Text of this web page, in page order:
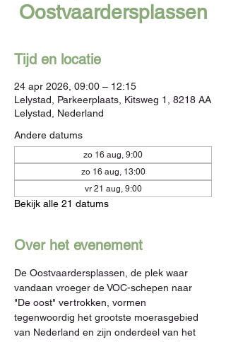
Oostvaardersplassen
Tijd en locatie
24 apr 2026, 09:00 – 12:15
Lelystad, Parkeerplaats, Kitsweg 1, 8218 AA
Lelystad, Nederland
Andere datums
zo 16 aug, 9:00
zo 16 aug, 13:00
vr 21 aug, 9:00
Bekijk alle 21 datums
Over het evenement
De Oostvaardersplassen, de plek waar
vandaan vroeger de VOC-schepen naar
"De oost" vertrokken, vormen
tegenwoordig het grootste moerasgebied
van Nederland en zijn onderdeel van het